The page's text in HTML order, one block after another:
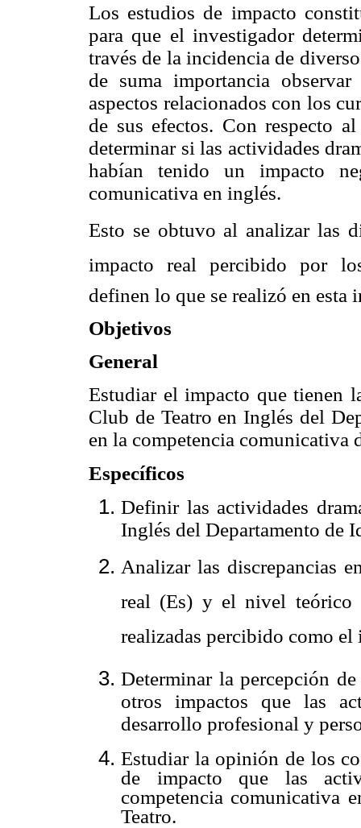
Los estudios de impacto
para que el investigador
través de la incidencia de
de suma importancia
aspectos relacionados con los
de sus efectos. Con respecto
determinar si las actividades
habían tenido un impacto
comunicativa en inglés.
Esto se obtuvo al analizar las
impacto real percibido por
definen lo que se realizó en esta
Objetivos
General
Estudiar el impacto que tienen
Club de Teatro en Inglés del
en la competencia comunicativa
Específicos
Definir las actividades
Inglés del Departamento de
Analizar las discrepancias
real (Es) y el nivel teórico
realizadas percibido como el
Determinar la percepción
otros impactos que las
desarrollo profesional y
Estudiar la opinión de los
de impacto que las
competencia comunicativa
Teatro.